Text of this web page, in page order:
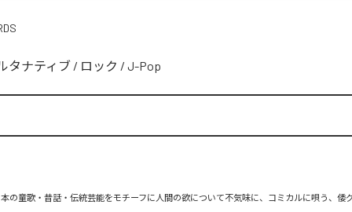
タナティブ / ロック / J-Pop
の童歌・昔話・伝統芸能をモチーフに人間の欲について不気味に、コミカルに唄う、倭